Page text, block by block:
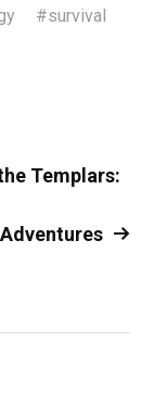
#survival
Templars: